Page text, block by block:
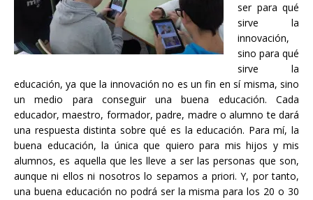
ser para qué
sirve la
innovación,
sino para qué
sirve la
educación, ya que la innovación no es un fin en sí misma, sino
un medio para conseguir una buena educación. Cada
educador, maestro, formador, padre, madre o alumno te dará
una respuesta distinta sobre qué es la educación. Para mí, la
buena educación, la única que quiero para mis hijos y mis
alumnos, es aquella que les lleve a ser las personas que son,
aunque ni ellos ni nosotros lo sepamos a priori. Y, por tanto,
una buena educación no podrá ser la misma para los 20 o 30